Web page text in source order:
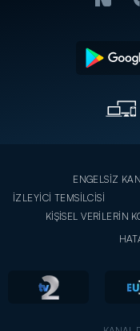
ENGELSİZ
İZLEYİCİ TEMSİLCİSİ
KİŞİSEL VERİLERİN